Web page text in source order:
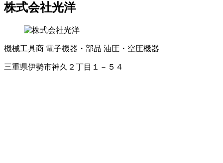
株式会社光洋
機械工具商 電子機器・部品 油圧・空圧機器
三重県伊勢市神久２丁目１－５４